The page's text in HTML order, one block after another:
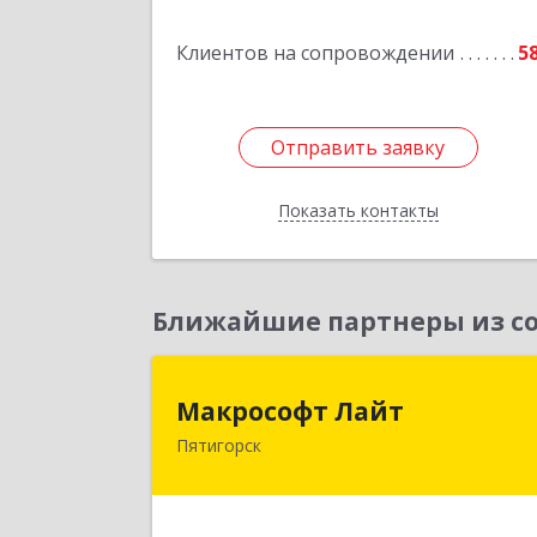
Клиентов на сопровождении
Отправить заявку
Показать контакты
Отправить заявку
Назад
Ближайшие партнеры из
Макрософт Лайт
Пятигорск
Макрософт Лайт
357501, Ставропольский край,